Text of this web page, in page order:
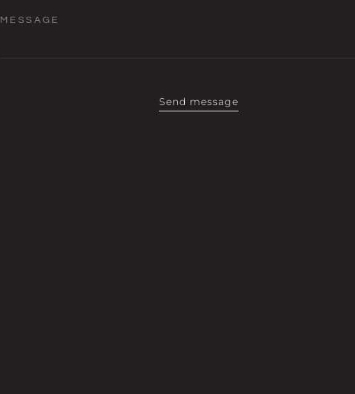
MESSAGE
Send message